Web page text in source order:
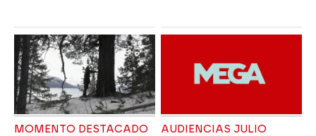
MOMENTO DESTACADO AUDIENCIAS JULIO